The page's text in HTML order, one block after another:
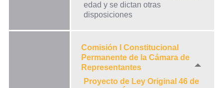
edad y se dictan otras
disposiciones
Comisión I Constitucional
Permanente de la Cámara de
Representantes
Proyecto de Ley Original 46 de